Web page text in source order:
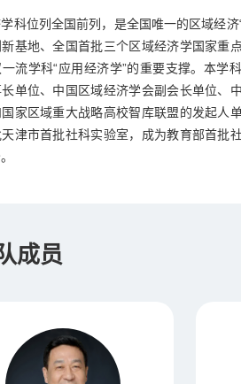
科位列全国前列，是全国唯一的区域经
基地、全国首批三个区域经济学国家重
流学科“应用经济学”的重要支撑。本学
单位、中国区域经济学会副会长单位、
家区域重大战略高校智库联盟的发起人
津市首批社科实验室，成为教育部首批
成员